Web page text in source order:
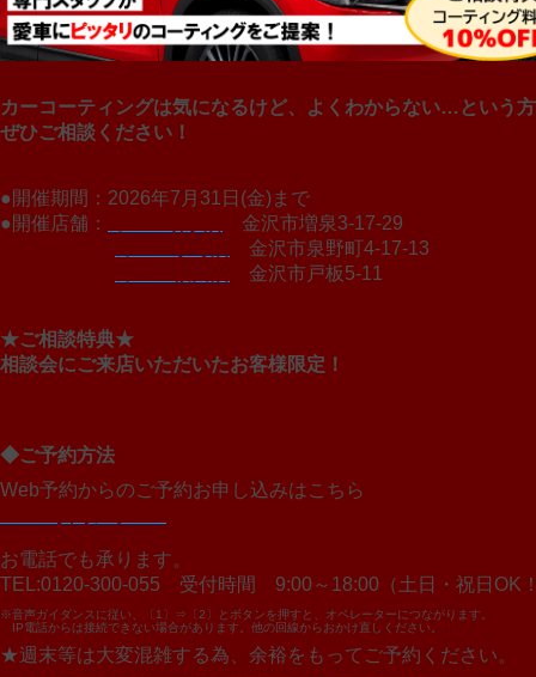
カーコーティングは気になるけど、よくわからない…という
ぜひご相談ください！
●開催期間：2026年7月31日(金)まで
●開催店舗：
金沢市増泉3-17-29
金沢市泉野町4-17-13
金沢市戸板5-11
★ご相談特典★
相談会にご来店いただいたお客様限定！
◆ご予約方法
Web予約からのご予約お申し込みはこちら
お電話でも承ります。
TEL:0120-300-055 受付時間 9:00～18:00（土日・祝日
※音声ガイダンスに従い、〔1〕⇒〔2〕とボタンを押すと、オペレーターにつながります。
IP電話からは接続できない場合があります。他の回線からおかけ直しください。
★週末等は大変混雑する為、余裕をもってご予約ください。